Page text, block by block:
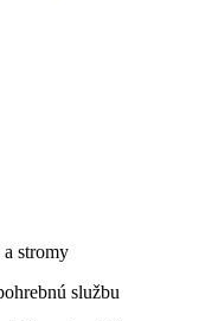
a stromy
službu